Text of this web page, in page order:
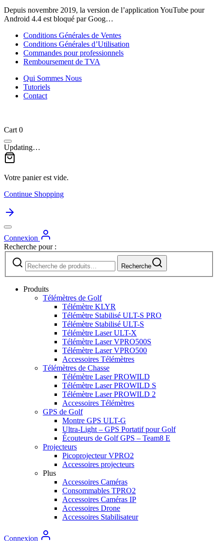
Depuis novembre 2019, la version de l’application YouTube pour
Android 4.4 est bloqué par Goog…
Conditions Générales de Ventes
Conditions Générales d’Utilisation
Commandes pour professionnels
Remboursement de TVA
Qui Sommes Nous
Tutoriels
Contact
Cart 0
Updating…
Votre panier est vide.
Continue Shopping
Connexion
Recherche pour :
Recherche
Produits
Télémètres de Golf
Télémètre KLYR
Télémètre Stabilisé ULT-S PRO
Télémètre Stabilisé ULT-S
Télémètre Laser ULT-X
Télémètre Laser VPRO500S
Télémètre Laser VPRO500
Accessoires Télémètres
Télémètres de Chasse
Télémètre Laser PROWILD
Télémètre Laser PROWILD S
Télémètre Laser PROWILD 2
Accessoires Télémètres
GPS de Golf
Montre GPS ULT-G
Ultra-Light – GPS Portatif pour Golf
Écouteurs de Golf GPS – Team8 E
Projecteurs
Picoprojecteur VPRO2
Accessoires projecteurs
Plus
Accessoires Caméras
Consommables TPRO2
Accessoires Caméras IP
Accessoires Drone
Accessoires Stabilisateur
Connexion